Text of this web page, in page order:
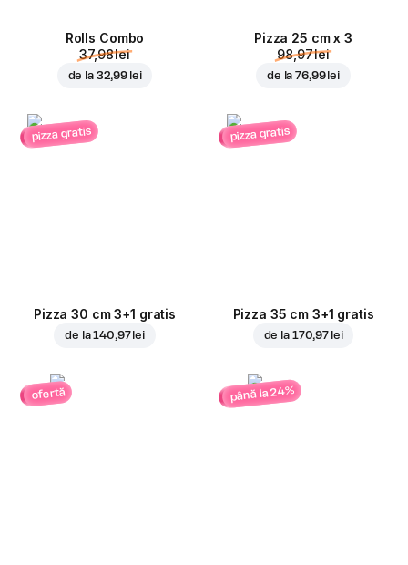
Rolls Combo
37,98 lei
de la 32,99 lei
Pizza 25 cm x 3
98,97 lei
de la76,99 lei
pizza gratis
Pizza 30 cm 3+1 gratis
de la140,97 lei
pizza gratis
Pizza 35 cm 3+1 gratis
de la 170,97 lei
ofertă până la 24%